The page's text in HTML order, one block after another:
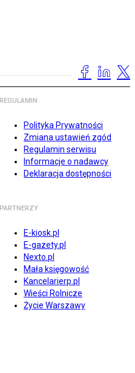
REGULAMIN
Polityka Prywatności
Zmiana ustawień zgód
Regulamin serwisu
Informacje o nadawcy
Deklaracja dostępności
PARTNERZY
E-kiosk.pl
E-gazety.pl
Nexto.pl
Mała księgowość
Kancelarierp.pl
Wieści Rolnicze
Życie Warszawy